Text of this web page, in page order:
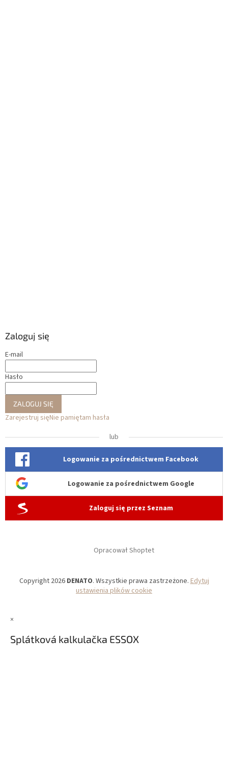
Zaloguj się
E-mail
Hasło
ZALOGUJ SIĘ
Zarejestruj sięNie pamiętam hasła
lub
Logowanie za pośrednictwem Facebook
Logowanie za pośrednictwem Google
Zaloguj się przez Seznam
Opracował Shoptet
Copyright 2026 DENATO. Wszystkie prawa zastrzeżone.Edytuj
ustawienia plików cookie
×
Splátková kalkulačka ESSOX